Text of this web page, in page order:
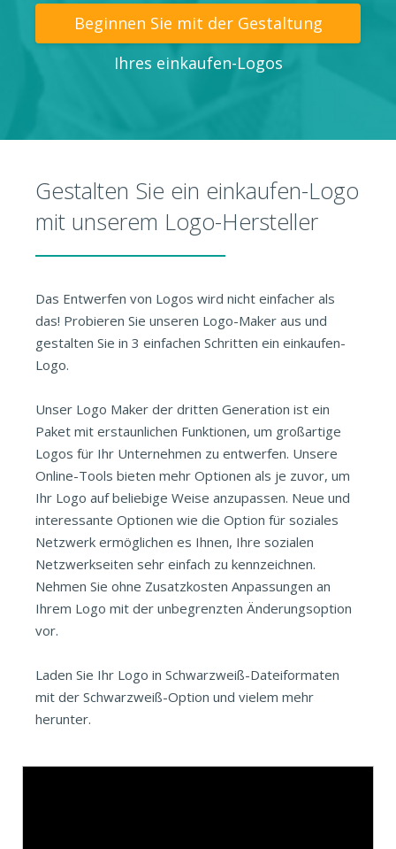
Beginnen Sie mit der Gestaltung
Ihres einkaufen-Logos
Gestalten Sie ein einkaufen-Logo
mit unserem Logo-Hersteller
Das Entwerfen von Logos wird nicht einfacher als
das! Probieren Sie unseren Logo-Maker aus und
gestalten Sie in 3 einfachen Schritten ein einkaufen-
Logo.
Unser Logo Maker der dritten Generation ist ein
Paket mit erstaunlichen Funktionen, um großartige
Logos für Ihr Unternehmen zu entwerfen. Unsere
Online-Tools bieten mehr Optionen als je zuvor, um
Ihr Logo auf beliebige Weise anzupassen. Neue und
interessante Optionen wie die Option für soziales
Netzwerk ermöglichen es Ihnen, Ihre sozialen
Netzwerkseiten sehr einfach zu kennzeichnen.
Nehmen Sie ohne Zusatzkosten Anpassungen an
Ihrem Logo mit der unbegrenzten Änderungsoption
vor.
Laden Sie Ihr Logo in Schwarzweiß-Dateiformaten
mit der Schwarzweiß-Option und vielem mehr
herunter.